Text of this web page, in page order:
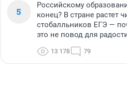
5
Российскому
конец? В стране растет
стобалльников ЕГЭ —
это не повод для
13 178 79